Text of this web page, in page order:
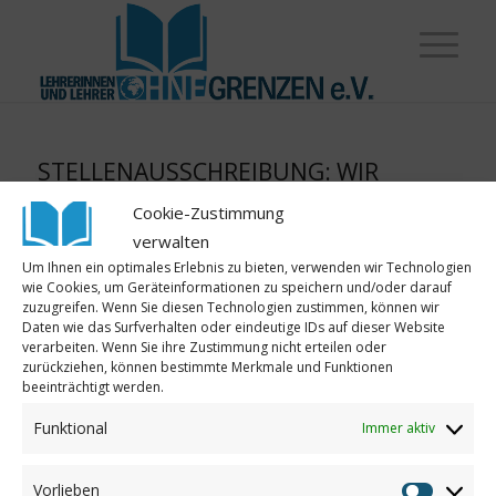
Cookie-Zustimmung
verwalten
Um Ihnen ein optimales Erlebnis zu bieten, verwenden wir Technologien
wie Cookies, um Geräteinformationen zu speichern und/oder darauf
zuzugreifen. Wenn Sie diesen Technologien zustimmen, können wir
Daten wie das Surfverhalten oder eindeutige IDs auf dieser Website
verarbeiten. Wenn Sie ihre Zustimmung nicht erteilen oder
zurückziehen, können bestimmte Merkmale und Funktionen
beeinträchtigt werden.
Funktional Immer aktiv
Vorlieben
STELLENAUSSCHREIBUNG: WIR
SUCHEN EINE/N
BILDUNGSBEAUFTRAGTE/N FÜR
SCHULE IN TANSANIA
10. Dezember 2024 / inAllgemein ,Tansania / vonAnnemarie
Weiterlesen
FRIENDS OF EDUCATION IN TANSANIA
BILDUNGSNETZWERK